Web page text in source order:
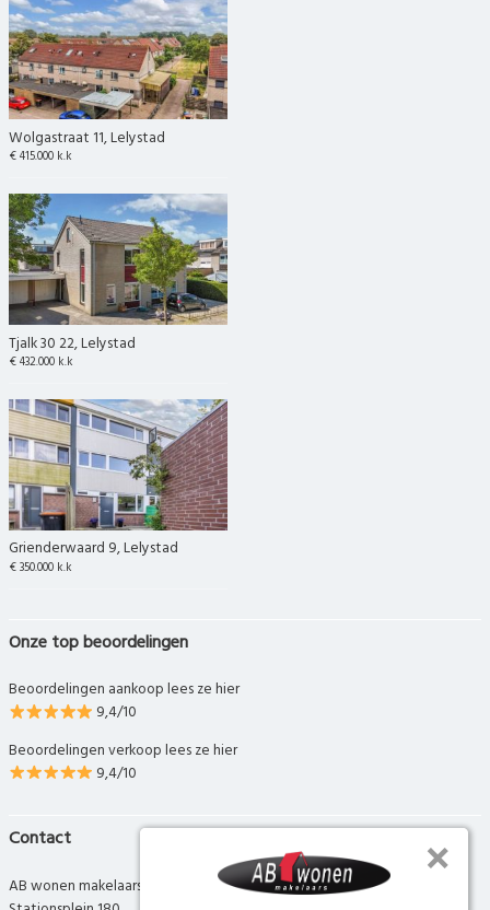
Wolgastraat 11, Lelystad
€ 415.000 k.k
Tjalk 30 22, Lelystad
€ 432.000 k.k
Grienderwaard 9, Lelystad
€ 350.000 k.k
Onze top beoordelingen
Beoordelingen aankoop lees ze hier
9,4/10
Beoordelingen verkoop lees ze hier
9,4/10
Contact
AB wonen makelaars